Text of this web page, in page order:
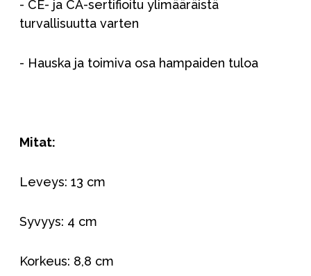
- CE- ja CA-sertifioitu ylimääräistä
turvallisuutta varten
- Hauska ja toimiva osa hampaiden tuloa
Mitat:
Leveys: 13 cm
Syvyys: 4 cm
Korkeus: 8,8 cm